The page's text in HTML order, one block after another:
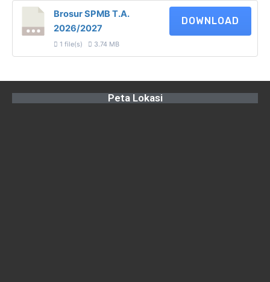
Brosur SPMB T.A.
2026/2027
1 file(s) 3.74 MB
DOWNLOAD
Peta Lokasi